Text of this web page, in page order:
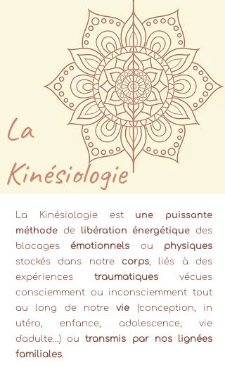
La
Kinésiologie
La Kinésiologie est une puissante
méthode de libération énergétique des
blocagesémotionnels ou physiques
stockés dans notre corps, liés à des
expériences traumatiques vécues
consciemment ou inconsciemment tout
au long de notrevie (conception, in
utéro, enfance, adolescence, vie
d'adulte...) outransmis par nos lignées
familiales.